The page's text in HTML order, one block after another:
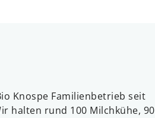
Knospe Familienbetrieb seit
halten rund 100 Milchkühe, 90